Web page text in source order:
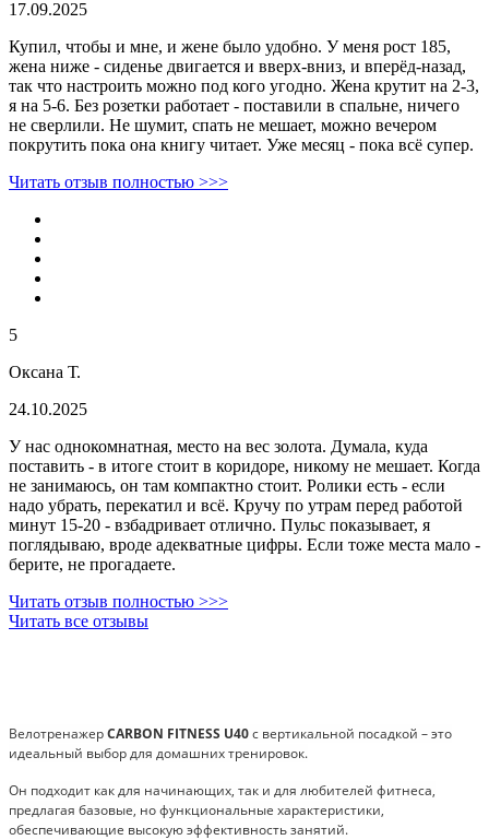
17.09.2025
Купил, чтобы и мне, и жене было удобно. У меня рост 185,
жена ниже - сиденье двигается и вверх-вниз, и вперёд-назад,
так что настроить можно под кого угодно. Жена крутит на 2-3,
я на 5-6. Без розетки работает - поставили в спальне, ничего
не сверлили. Не шумит, спать не мешает, можно вечером
покрутить пока она книгу читает. Уже месяц - пока всё супер.
Читать отзыв полностью >>>
5
Оксана Т.
24.10.2025
У нас однокомнатная, место на вес золота. Думала, куда
поставить - в итоге стоит в коридоре, никому не мешает. Когда
не занимаюсь, он там компактно стоит. Ролики есть - если
надо убрать, перекатил и всё. Кручу по утрам перед работой
минут 15-20 - взбадривает отлично. Пульс показывает, я
поглядываю, вроде адекватные цифры. Если тоже места мало -
берите, не прогадаете.
Читать отзыв полностью >>>
Читать все отзывы
ВелотренажерCARBON FITNESS U40с вертикальной посадкой – это
идеальный выбор для домашних тренировок.
Он подходит как для начинающих, так и для любителей фитнеса,
предлагая базовые, но функциональные характеристики,
обеспечивающие высокую эффективность занятий.